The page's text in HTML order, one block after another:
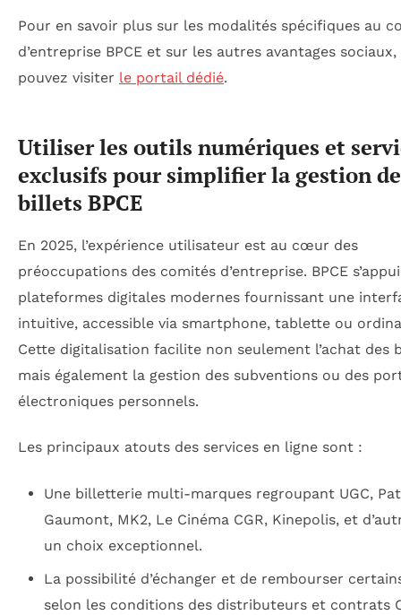
Pour en savoir plus sur les modalités spécifiques au
d’entreprise BPCE et sur les autres avantages sociaux,
pouvez visiter le portail dédié.
Utiliser les outils numériques et
exclusifs pour simplifier la gestion
billets BPCE
En 2025, l’expérience utilisateur est au cœur des
préoccupations des comités d’entreprise. BPCE
plateformes digitales modernes fournissant une
intuitive, accessible via smartphone, tablette ou
Cette digitalisation facilite non seulement l’achat des
mais également la gestion des subventions ou des
électroniques personnels.
Les principaux atouts des services en ligne sont :
Une billetterie multi-marques regroupant UGC,
Gaumont, MK2, Le Cinéma CGR, Kinepolis, et
un choix exceptionnel.
La possibilité d’échanger et de rembourser
selon les conditions des distributeurs et contrats